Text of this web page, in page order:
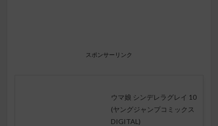
スポンサーリンク
ウマ娘 シンデレラグレイ 10
(ヤングジャンプコミックス
DIGITAL)